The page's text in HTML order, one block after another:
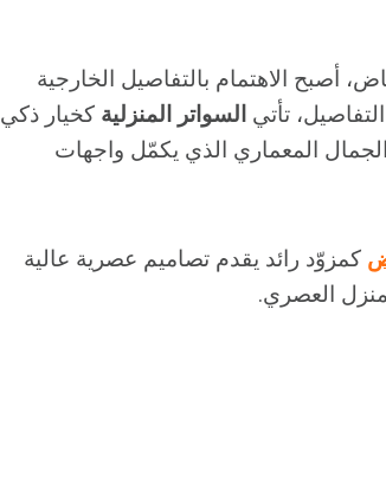
أصبح الاهتمام بالتفاصيل الخارجية
تأتي السواتر المنزلية كخيار ذكي
المعماري الذي يكمّل واجهات
كمزوّد رائد يقدم تصاميم عصرية عالية
العصري.